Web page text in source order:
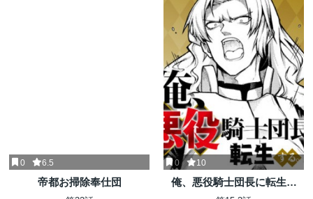
0 6.5
帝都お掃除奉仕団
0 10
俺、悪役騎士団長に転生す
る。